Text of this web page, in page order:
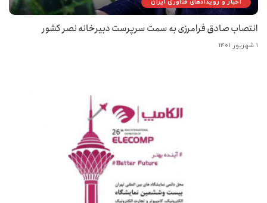
اخبار و رویدادهای فناوری ایران
انتصاب صادق فرامرزی به سمت سرپرست دبیرخانه نصر کشور
۱ شهریور ۱۴۰۱